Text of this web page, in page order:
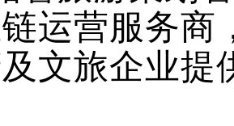
运营服务商
文旅企业提